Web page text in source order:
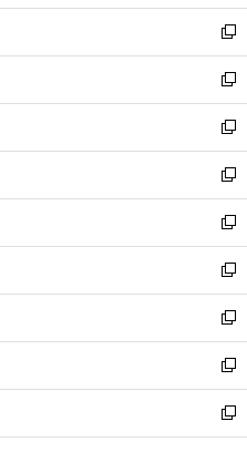
ウ
ィ
ン
ド
ウ
で
開
く
し
い
ウ
ィ
ン
ド
ウ
で
開
く
新
し
い
ウ
ィ
ン
ド
ウ
で
開
く
新
し
い
ウ
ィ
ン
ド
ウ
で
開
く
新
し
い
ウ
ィ
ン
ド
ウ
で
開
く
新
し
い
ウ
ィ
ン
ド
ウ
で
開
く
新
し
い
ウ
ィ
ン
ド
ウ
で
開
新
し
い
ウ
ィ
ン
ド
ウ
新
し
い
ウ
ィ
ン
新
し
い
ウ
新
し